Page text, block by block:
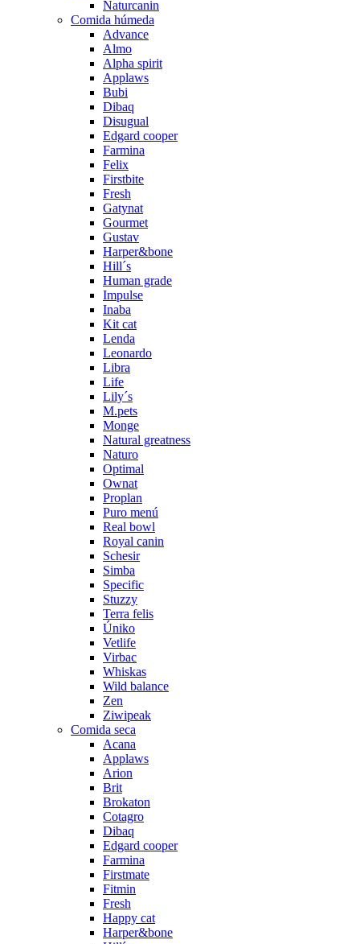
Naturcanin
Comida húmeda
Advance
Almo
Alpha spirit
Applaws
Bubi
Dibaq
Disugual
Edgard cooper
Farmina
Felix
Firstbite
Fresh
Gatynat
Gourmet
Gustav
Harper&bone
Hill´s
Human grade
Impulse
Inaba
Kit cat
Lenda
Leonardo
Libra
Life
Lily´s
M.pets
Monge
Natural greatness
Naturo
Optimal
Ownat
Proplan
Puro menú
Real bowl
Royal canin
Schesir
Simba
Specific
Stuzzy
Terra felis
Úniko
Vetlife
Virbac
Whiskas
Wild balance
Zen
Ziwipeak
Comida seca
Acana
Applaws
Arion
Brit
Brokaton
Cotagro
Dibaq
Edgard cooper
Farmina
Firstmate
Fitmin
Fresh
Happy cat
Harper&bone